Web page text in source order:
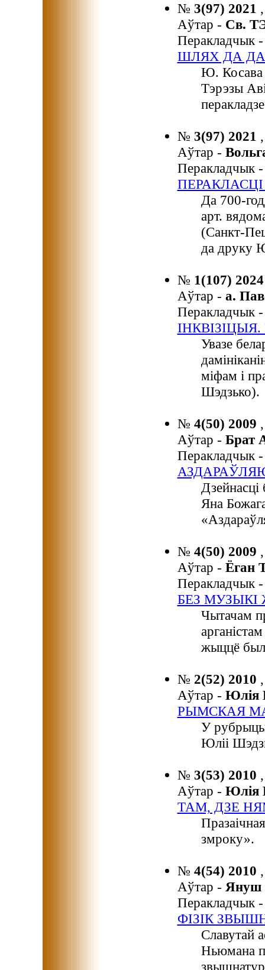
№ 3(97) 2021
Аўтар - Св.
Перакладчык
ШЛЯХ ДА
Ю. Косава
Тэрэзы
№ 3(97) 2021
Аўтар -
Перакладчык
Да 700-
арт.
(Санкт-
да друку
№ 1(107)
Аўтар - а.
Перакладчык
Увазе
міфам і
Шэдзько).
№ 4(50) 2009
Аўтар -
Перакладчык
Дзейнасці
Яна
№ 4(50) 2009
Аўтар - Ёган
Перакладчык
БЕЗ
Чытачам
жыццё
№ 2(52) 2010
Аўтар -
РЫМСКАЯ
У рубрыцы
Юліі
№ 3(53) 2010
Аўтар -
ТАМ, ДЗЕ
змроку».
№ 4(54) 2010
Аўтар -
Перакладчык
ФІЗІК
Славутай
Ньюмана